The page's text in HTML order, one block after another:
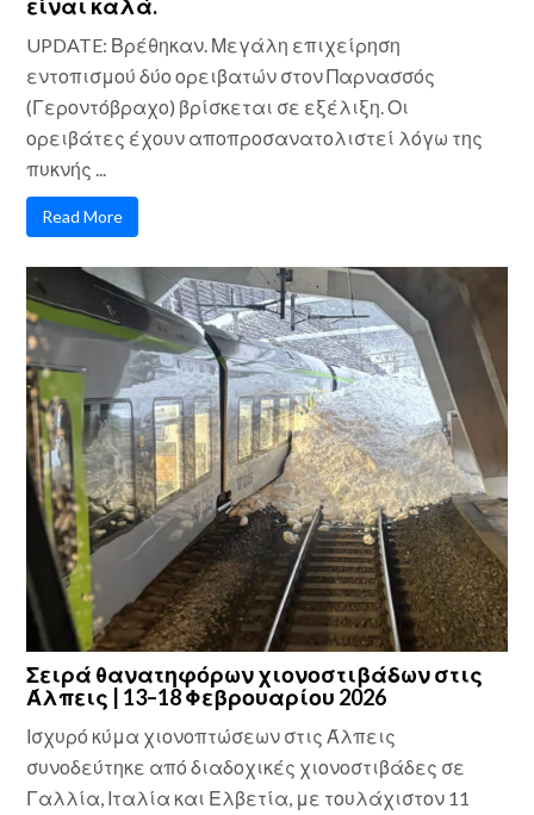
είναι καλά.
UPDATE: Βρέθηκαν. Μεγάλη επιχείρηση
εντοπισμού δύο ορειβατών στον Παρνασσός
(Γεροντόβραχο) βρίσκεται σε εξέλιξη. Οι
ορειβάτες έχουν αποπροσανατολιστεί λόγω της
πυκνής ...
Read More
Σειρά θανατηφόρων χιονοστιβάδων στις
Άλπεις | 13–18 Φεβρουαρίου 2026
Ισχυρό κύμα χιονοπτώσεων στις Άλπεις
συνοδεύτηκε από διαδοχικές χιονοστιβάδες σε
Γαλλία, Ιταλία και Ελβετία, με τουλάχιστον 11